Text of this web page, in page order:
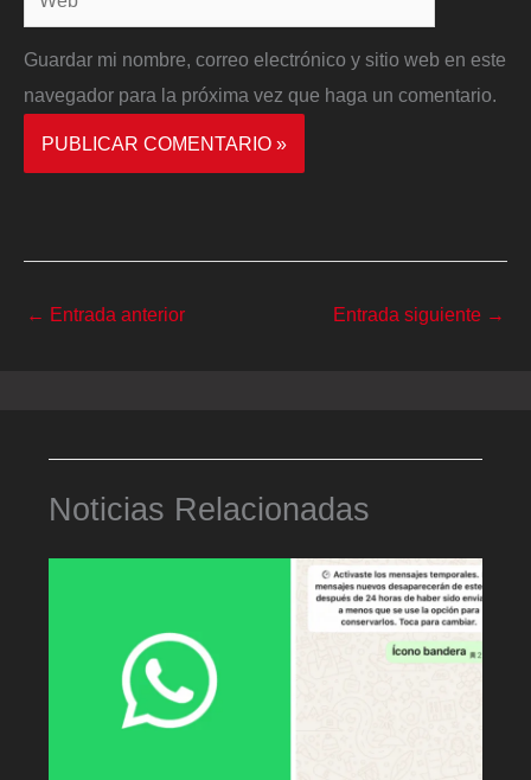
Guardar mi nombre, correo electrónico y sitio web en este
navegador para la próxima vez que haga un comentario.
← Entrada anterior Entrada siguiente →
Noticias Relacionadas